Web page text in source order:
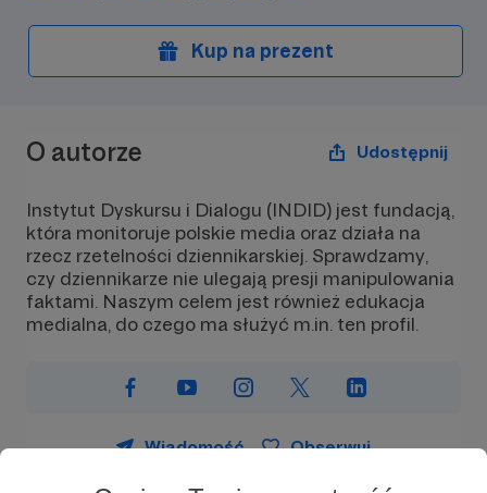
Kup na prezent
O autorze Udostępnij
Instytut Dyskursu i Dialogu (INDID) jest fundacją,
która monitoruje polskie media oraz działa na
rzecz rzetelności dziennikarskiej. Sprawdzamy,
czy dziennikarze nie ulegają presji manipulowania
faktami. Naszym celem jest również edukacja
medialna, do czego ma służyć m.in. ten profil.
Wiadomość Obserwuj